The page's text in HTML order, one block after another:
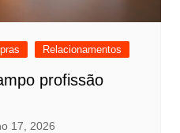
Relacionamentos
profissão
17, 2026